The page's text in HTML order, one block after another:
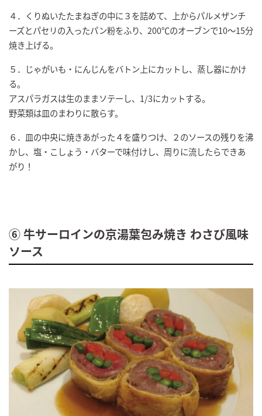
４．くりぬいたたまねぎの中に３を詰めて、上からパルメザンチ
ーズとパセリの入ったパン粉をふり、200℃のオーブンで10～15分
焼き上げる。
５．じゃがいも・にんじんをバトン上にカットし、蒸し器にかけ
る。
アスパラガスは生のままソテーし、1/3にカットする。
野菜類は皿のまわりに散らす。
６．皿の中央に焼きあがった４を盛りつけ、２のソースの残りを沸
かし、塩・こしょう・バターで味付けし、周りに流したらできあ
がり！
⑥ 牛サーロインの京湯葉包み焼き わさび風味
ソース